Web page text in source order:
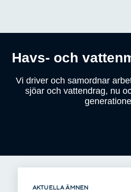
Havs- och
Vi driver och samordnar
sjöar och vattendrag, nu
AKTUELLA ÄMNEN